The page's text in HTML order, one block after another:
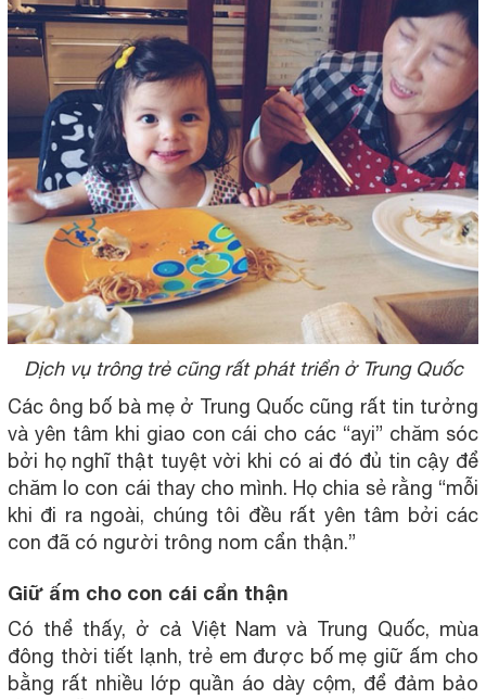
Dịch vụ trông trẻ cũng rất phát triển ở Trung Quốc
Các ông bố bà mẹ ở Trung Quốc cũng rất tin tưởng
và yên tâm khi giao con cái cho các “ayi” chăm sóc
bởi họ nghĩ thật tuyệt vời khi có ai đó đủ tin cậy để
chăm lo con cái thay cho mình. Họ chia sẻ rằng “mỗi
khi đi ra ngoài, chúng tôi đều rất yên tâm bởi các
con đã có người trông nom cẩn thận.”
Giữ ấm cho con cái cẩn thận
Có thể thấy, ở cả Việt Nam và Trung Quốc, mùa
đông thời tiết lạnh, trẻ em được bố mẹ giữ ấm cho
bằng rất nhiều lớp quần áo dày cộm, để đảm bảo